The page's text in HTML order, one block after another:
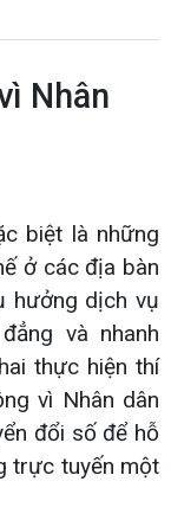
Nhân
biệt là những
ở các địa bàn
hưởng dịch vụ
và nhanh
thực hiện thí
vì Nhân dân
đổi số để hỗ
trực tuyến một